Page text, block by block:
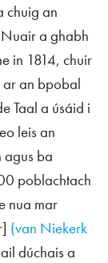
chuig an
a ghabh
in 1814, chuir
ar an bpobal
Taala úsáid i
leis an
agus ba
poblachtach
nua mar
(van Niekerk
dúchais a